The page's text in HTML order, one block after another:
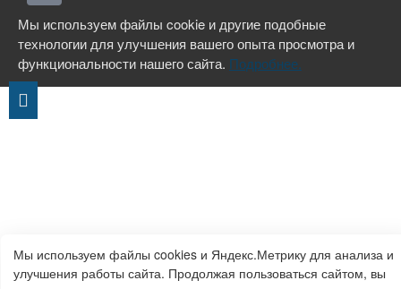
Мы используем файлы cookies и Яндекс.Метрику для анализа и
улучшения работы сайта. Продолжая пользоваться сайтом, вы
Мы используем файлы cookie и другие подобные
технологии для улучшения вашего опыта просмотра и
функциональности нашего сайта. Подробнее.